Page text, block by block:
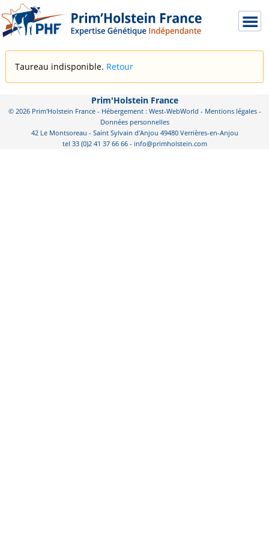
Taureau indisponible. Retour
Prim'Holstein France
© 2026 Prim'Holstein France - Hébergement : West-WebWorld - Mentions légales-
Données personnelles
42 Le Montsoreau - Saint Sylvain d'Anjou 49480 Verrières-en-Anjou
tel 33 (0)2 41 37 66 66 - info@primholstein.com